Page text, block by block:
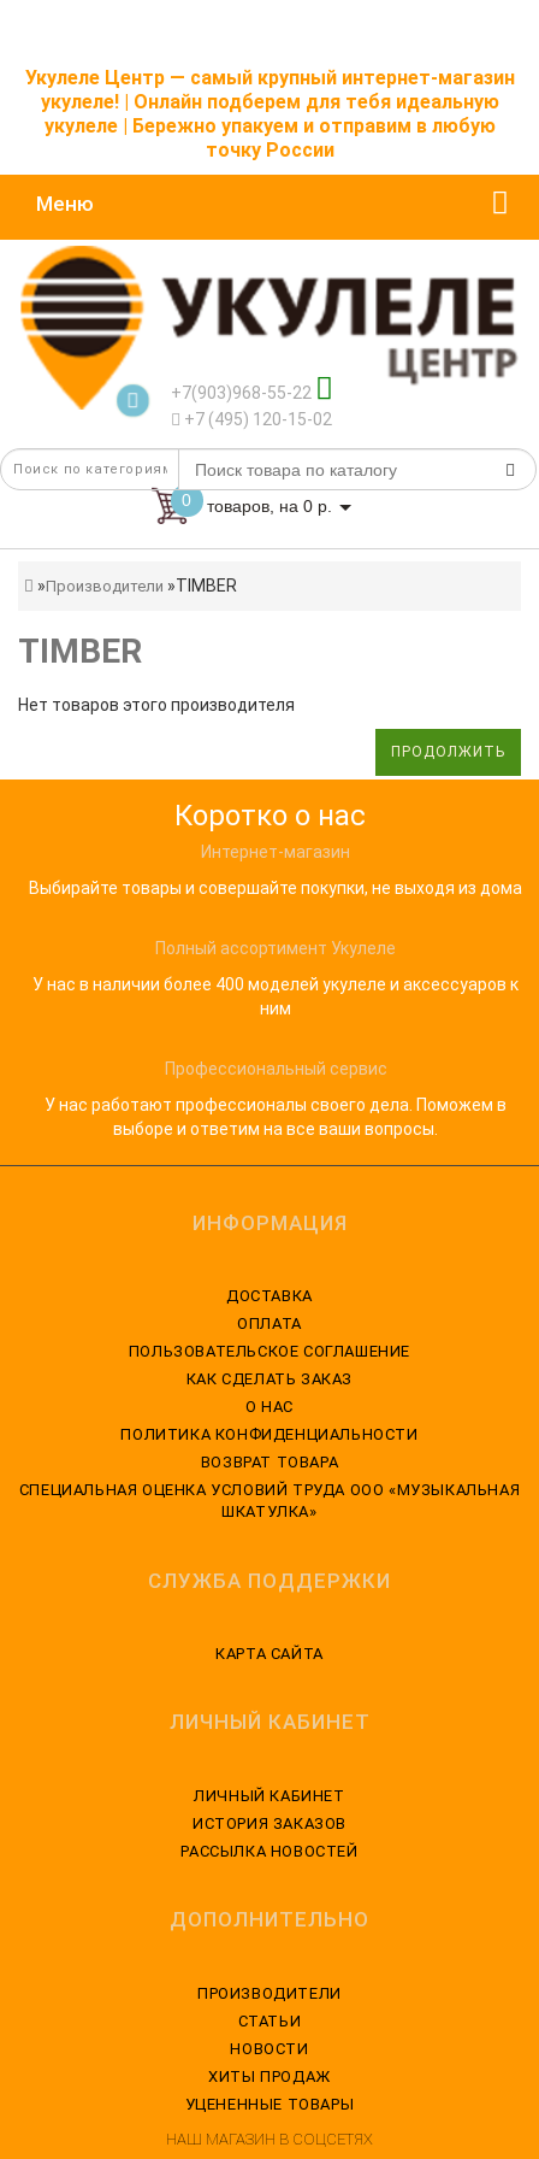
Укулеле Центр — самый крупный интернет-магазин
укулеле! | Онлайн подберем для тебя идеальную
укулеле | Бережно упакуем и отправим в любую
точку России
Меню
+7(903)968-55-22
+7 (495) 120-15-02
0 товаров, на 0 р.
Производители TIMBER
TIMBER
Нет товаров этого производителя
ПРОДОЛЖИТЬ
Коротко о нас
Интернет-магазин
Выбирайте товары и совершайте покупки, не выходя из дома
Полный ассортимент Укулеле
У нас в наличии более 400 моделей укулеле и аксессуаров к
ним
Профессиональный сервис
У нас работают профессионалы своего дела. Поможем в
выборе и ответим на все ваши вопросы.
ИНФОРМАЦИЯ
ДОСТАВКА
ОПЛАТА
ПОЛЬЗОВАТЕЛЬСКОЕ СОГЛАШЕНИЕ
КАК СДЕЛАТЬ ЗАКАЗ
О НАС
ПОЛИТИКА КОНФИДЕНЦИАЛЬНОСТИ
ВОЗВРАТ ТОВАРА
CПЕЦИАЛЬНАЯ ОЦЕНКА УСЛОВИЙ ТРУДА ООО «МУЗЫКАЛЬНАЯ
ШКАТУЛКА»
СЛУЖБА ПОДДЕРЖКИ
КАРТА САЙТА
ЛИЧНЫЙ КАБИНЕТ
ЛИЧНЫЙ КАБИНЕТ
ИСТОРИЯ ЗАКАЗОВ
РАССЫЛКА НОВОСТЕЙ
ДОПОЛНИТЕЛЬНО
ПРОИЗВОДИТЕЛИ
СТАТЬИ
НОВОСТИ
ХИТЫ ПРОДАЖ
УЦЕНЕННЫЕ ТОВАРЫ
НАШ МАГАЗИН В СОЦСЕТЯХ